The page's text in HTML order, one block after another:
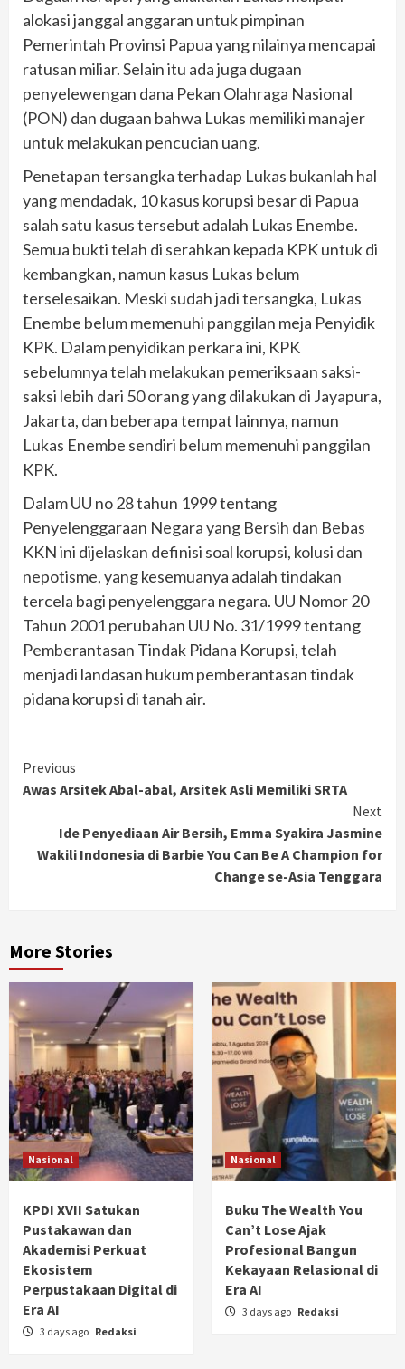
alokasi janggal anggaran untuk pimpinan
Pemerintah Provinsi Papua yang nilainya mencapai
ratusan miliar. Selain itu ada juga dugaan
penyelewengan dana Pekan Olahraga Nasional
(PON) dan dugaan bahwa Lukas memiliki manajer
untuk melakukan pencucian uang.
Penetapan tersangka terhadap Lukas bukanlah hal
yang mendadak, 10 kasus korupsi besar di Papua
salah satu kasus tersebut adalah Lukas Enembe.
Semua bukti telah di serahkan kepada KPK untuk di
kembangkan, namun kasus Lukas belum
terselesaikan. Meski sudah jadi tersangka, Lukas
Enembe belum memenuhi panggilan meja Penyidik
KPK. Dalam penyidikan perkara ini, KPK
sebelumnya telah melakukan pemeriksaan saksi-
saksi lebih dari 50 orang yang dilakukan di Jayapura,
Jakarta, dan beberapa tempat lainnya, namun
Lukas Enembe sendiri belum memenuhi panggilan
KPK.
Dalam UU no 28 tahun 1999 tentang
Penyelenggaraan Negara yang Bersih dan Bebas
KKN ini dijelaskan definisi soal korupsi, kolusi dan
nepotisme, yang kesemuanya adalah tindakan
tercela bagi penyelenggara negara. UU Nomor 20
Tahun 2001 perubahan UU No. 31/1999 tentang
Pemberantasan Tindak Pidana Korupsi, telah
menjadi landasan hukum pemberantasan tindak
pidana korupsi di tanah air.
Continue
Reading
Previous
Awas Arsitek Abal-abal, Arsitek Asli Memiliki SRTA
Next
Ide Penyediaan Air Bersih, Emma Syakira Jasmine
Wakili Indonesia di Barbie You Can Be A Champion for
Change se-Asia Tenggara
More Stories
Nasional
KPDI XVII Satukan
Pustakawan dan
Akademisi Perkuat
Ekosistem
Perpustakaan Digital di
Era AI
3 days ago Redaksi
Nasional
Buku The Wealth You
Can’t Lose Ajak
Profesional Bangun
Kekayaan Relasional di
Era AI
3 days ago Redaksi